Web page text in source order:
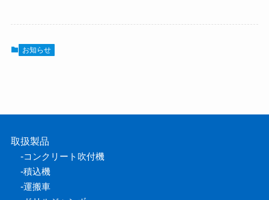
お知らせ
取扱製品
-コンクリート吹付機
-積込機
-運搬車